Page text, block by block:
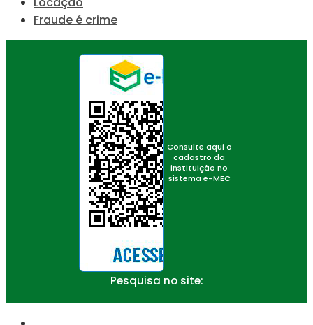
Fraude é crime
Consulte aqui o
cadastro da
instituição no
sistema e-MEC
Pesquisa no site: